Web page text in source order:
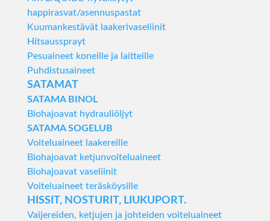
happirasvat/asennuspastat
Kuumankestävät laakerivaseliinit
Hitsaussprayt
Pesuaineet koneille ja laitteille
Puhdistusaineet
SATAMAT
SATAMA BINOL
Biohajoavat hydrauliöljyt
SATAMA SOGELUB
Voiteluaineet laakereille
Biohajoavat ketjunvoiteluaineet
Biohajoavat vaseliinit
Voiteluaineet teräsköysille
HISSIT, NOSTURIT, LIUKUPORT.
Vaijereiden, ketjujen ja johteiden voiteluaineet